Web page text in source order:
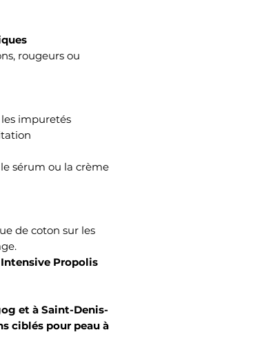
rougeurs ou
impuretés
sérum ou la crème
de coton sur les
Propolis
et à Saint-Denis-
ciblés pour peau à